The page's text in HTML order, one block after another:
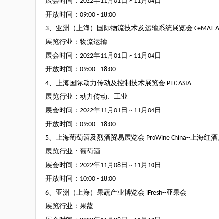
开放时间： 09:00 - 18:00
3、亚洲（上海）国际物流技术及运输系统展览会 CeMAT
展览行业：物流运输
展会时间： 2022年11月 01 日 ~ 11月 04 日
开放时间： 09:00 - 18:00
4、上海国际动力传动及控制技术展览会 PTC ASIA
展览行业：动力传动、工业
展会时间： 2022年11月 01 日 ~ 11月 04 日
开放时间： 09:00 - 18:00
5、上海葡萄酒及烈酒贸易展览会 ProWine China--上海红酒
展览行业：葡萄酒
展会时间： 2022年11月 08 日 ~ 11月 10 日
开放时间： 10:00 - 18:00
6、亚洲（上海）果蔬产业博览会 iFresh--亚果会
展览行业：果蔬